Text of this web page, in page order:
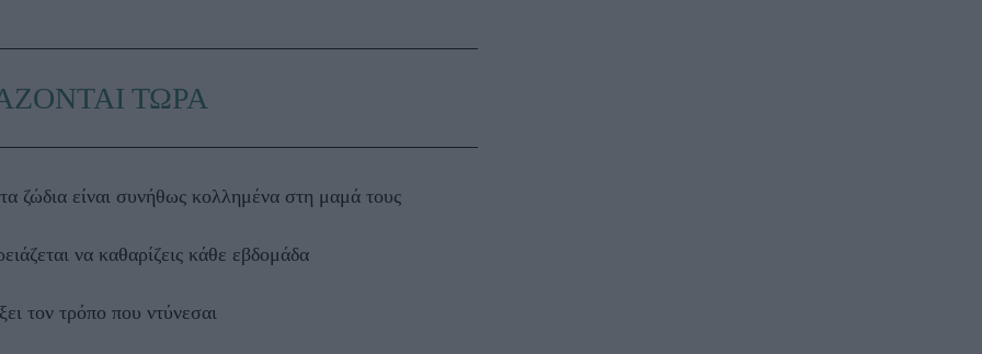
ΤΩΡΑ
ζώδια είναι συνήθως κολλημένα στη μαμά τους
να καθαρίζεις κάθε εβδομάδα
τον τρόπο που ντύνεσαι